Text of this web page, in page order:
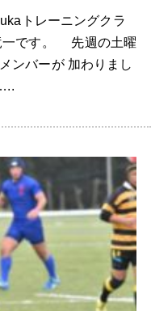
トレーニングクラ
一です。 先週の土曜
ンバーが 加わりまし